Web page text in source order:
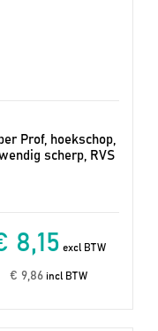
Prof, hoekschop,
scherp, RVS
8,15 excl BTW
€ 9,86 incl BTW